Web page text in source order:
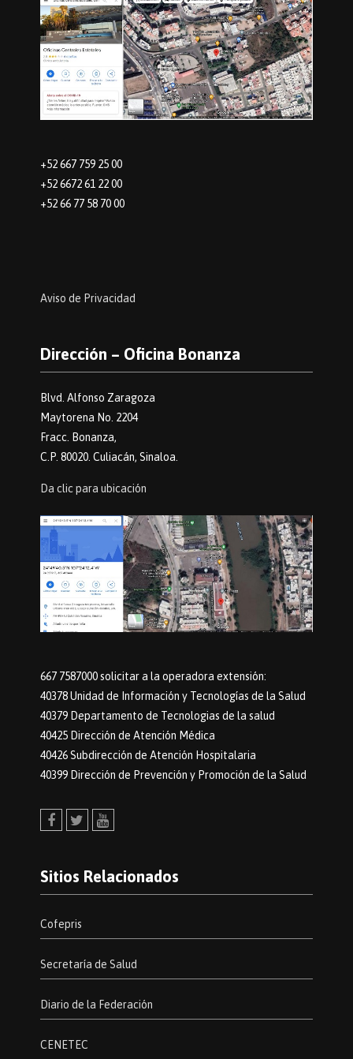
+52 667 759 25 00
+52 6672 61 22 00
+52 66 77 58 70 00
Aviso de Privacidad
Dirección – Oficina Bonanza
Blvd. Alfonso Zaragoza
Maytorena No. 2204
Fracc. Bonanza,
C.P. 80020. Culiacán, Sinaloa.
Da clic para ubicación
667 7587000 solicitar a la operadora extensión:
40378 Unidad de Información y Tecnologías de la Salud
40379 Departamento de Tecnologias de la salud
40425 Dirección de Atención Médica
40426 Subdirección de Atención Hospitalaria
40399 Dirección de Prevención y Promoción de la Salud
Sitios Relacionados
Cofepris
Secretaría de Salud
Diario de la Federación
CENETEC